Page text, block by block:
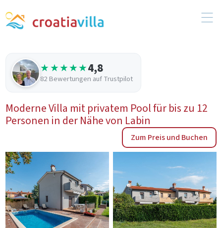
★★★★★4,8
82 Bewertungen auf Trustpilot
Moderne Villa mit privatem Pool für bis zu 12
Personen in der Nähe von Labin
Zum Preis und Buchen